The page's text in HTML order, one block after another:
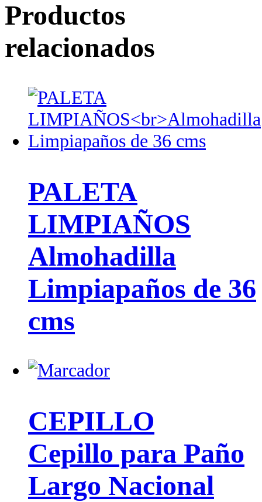
Productos
relacionados
PALETA
LIMPIAÑOS
Almohadilla
Limpiapaños de 36
cms
CEPILLO
Cepillo para Paño
Largo Nacional